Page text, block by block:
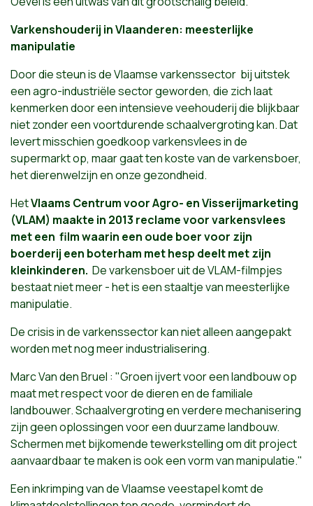
Varkenshouderij in Vlaanderen: meesterlijke
manipulatie
Door die steun is de Vlaamse varkenssector bij uitstek
een agro-industriële sector geworden, die zich laat
kenmerken door een intensieve veehouderij die blijkbaar
niet zonder een voortdurende schaalvergroting kan. Dat
levert misschien goedkoop varkensvlees in de
supermarkt op, maar gaat ten koste van de varkensboer,
het dierenwelzijn en onze gezondheid.
HetVlaams Centrum voor Agro- en Visserijmarketing
(VLAM) maakte in 2013 reclame voor varkensvlees
met een film waarin een oude boer voor zijn
boerderij een boterham met hesp deelt met zijn
kleinkinderen. De varkensboer uit de VLAM-filmpjes
bestaat niet meer - het is een staaltje van meesterlijke
manipulatie.
De crisis in de varkenssector kan niet alleen aangepakt
worden met nog meer industrialisering.
Marc Van den Bruel : "Groen ijvert voor een landbouw op
maat met respect voor de dieren en de familiale
landbouwer. Schaalvergroting en verdere mechanisering
zijn geen oplossingen voor een duurzame landbouw.
Schermen met bijkomende tewerkstelling om dit project
aanvaardbaar te maken is ook een vorm van manipulatie."
Een inkrimping van de Vlaamse veestapel komt de